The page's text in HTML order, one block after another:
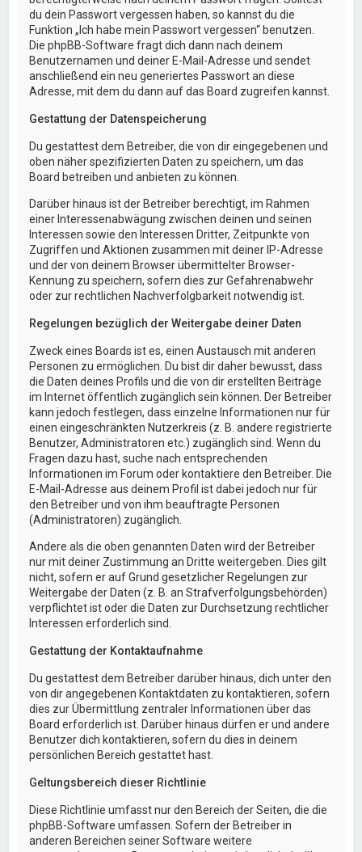
du dein Passwort vergessen haben, so kannst du die
Funktion „Ich habe mein Passwort vergessen“ benutzen.
Die phpBB-Software fragt dich dann nach deinem
Benutzernamen und deiner E-Mail-Adresse und sendet
anschließend ein neu generiertes Passwort an diese
Adresse, mit dem du dann auf das Board zugreifen kannst.
Gestattung der Datenspeicherung
Du gestattest dem Betreiber, die von dir eingegebenen und
oben näher spezifizierten Daten zu speichern, um das
Board betreiben und anbieten zu können.
Darüber hinaus ist der Betreiber berechtigt, im Rahmen
einer Interessenabwägung zwischen deinen und seinen
Interessen sowie den Interessen Dritter, Zeitpunkte von
Zugriffen und Aktionen zusammen mit deiner IP-Adresse
und der von deinem Browser übermittelter Browser-
Kennung zu speichern, sofern dies zur Gefahrenabwehr
oder zur rechtlichen Nachverfolgbarkeit notwendig ist.
Regelungen bezüglich der Weitergabe deiner Daten
Zweck eines Boards ist es, einen Austausch mit anderen
Personen zu ermöglichen. Du bist dir daher bewusst, dass
die Daten deines Profils und die von dir erstellten Beiträge
im Internet öffentlich zugänglich sein können. Der Betreiber
kann jedoch festlegen, dass einzelne Informationen nur für
einen eingeschränkten Nutzerkreis (z. B. andere registrierte
Benutzer, Administratoren etc.) zugänglich sind. Wenn du
Fragen dazu hast, suche nach entsprechenden
Informationen im Forum oder kontaktiere den Betreiber. Die
E-Mail-Adresse aus deinem Profil ist dabei jedoch nur für
den Betreiber und von ihm beauftragte Personen
(Administratoren) zugänglich.
Andere als die oben genannten Daten wird der Betreiber
nur mit deiner Zustimmung an Dritte weitergeben. Dies gilt
nicht, sofern er auf Grund gesetzlicher Regelungen zur
Weitergabe der Daten (z. B. an Strafverfolgungsbehörden)
verpflichtet ist oder die Daten zur Durchsetzung rechtlicher
Interessen erforderlich sind.
Gestattung der Kontaktaufnahme
Du gestattest dem Betreiber darüber hinaus, dich unter den
von dir angegebenen Kontaktdaten zu kontaktieren, sofern
dies zur Übermittlung zentraler Informationen über das
Board erforderlich ist. Darüber hinaus dürfen er und andere
Benutzer dich kontaktieren, sofern du dies in deinem
persönlichen Bereich gestattet hast.
Geltungsbereich dieser Richtlinie
Diese Richtlinie umfasst nur den Bereich der Seiten, die die
phpBB-Software umfassen. Sofern der Betreiber in
anderen Bereichen seiner Software weitere